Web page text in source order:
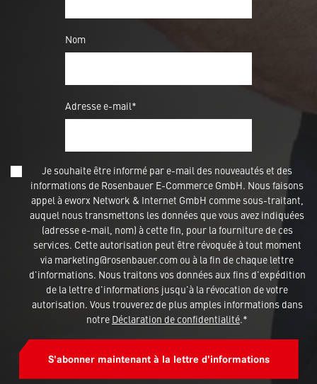
Nom
Adresse e-mail*
Je souhaite être informé par e-mail des nouveautés et des
informations de Rosenbauer E-Commerce GmbH. Nous faisons
appel à eworx Network & Internet GmbH comme sous-traitant,
auquel nous transmettons les données que vous avez indiquées
(adresse e-mail, nom) à cette fin, pour la fourniture de ces
services. Cette autorisation peut être révoquée à tout moment
via marketing@rosenbauer.com ou à la fin de chaque lettre
d'informations. Nous traitons vos données aux fins d'expédition
de la lettre d'informations jusqu'à la révocation de votre
autorisation. Vous trouverez de plus amples informations dans
notre Déclaration de confidentialité.*
S'abonner maintenant à la lettre d'informations